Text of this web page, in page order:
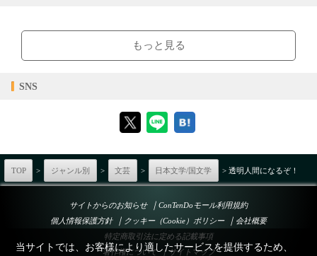
ブラウザビューア・PC版ConTenDoビューア・モバイルビューア
【対応デバイス】
【PC版ConTenDoビューア】
【モバイルビューア】
もっと見る
SNS
TOP > ジャンル別 > 文芸 > 日本文学/国文学 > 透明人間になるぞ！
サイトからのお知らせ ｜ ConTenDoモール利用規約
個人情報保護方針
｜ クッキー（Cookie）ポリシー ｜ 会社概要
特定商取引法に定める記載事項
著作権について ｜サイトマップ
当サイトでは、お客様により適したサービスを提供するため、